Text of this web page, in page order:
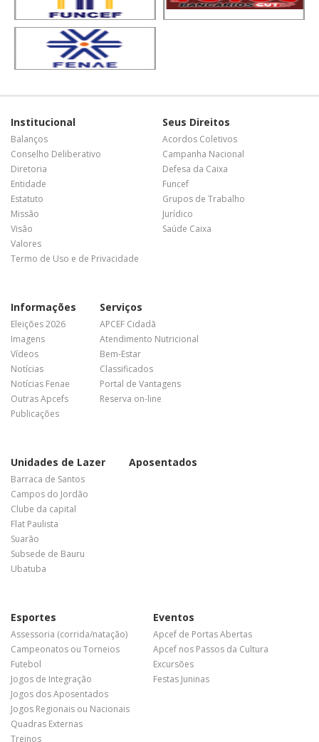
Institucional
Balanços
Conselho Deliberativo
Diretoria
Entidade
Estatuto
Missão
Visão
Valores
Termo de Uso e de Privacidade
Seus Direitos
Acordos Coletivos
Campanha Nacional
Defesa da Caixa
Funcef
Grupos de Trabalho
Jurídico
Saúde Caixa
Informações
Eleições 2026
Imagens
Vídeos
Notícias
Notícias Fenae
Outras Apcefs
Publicações
Serviços
APCEF Cidadã
Atendimento Nutricional
Bem-Estar
Classificados
Portal de Vantagens
Reserva on-line
Unidades de Lazer
Barraca de Santos
Campos do Jordão
Clube da capital
Flat Paulista
Suarão
Subsede de Bauru
Ubatuba
Aposentados
Esportes
Assessoria (corrida/natação)
Campeonatos ou Torneios
Futebol
Jogos de Integração
Jogos dos Aposentados
Jogos Regionais ou Nacionais
Quadras Externas
Treinos
Eventos
Apcef de Portas Abertas
Apcef nos Passos da Cultura
Excursões
Festas Juninas